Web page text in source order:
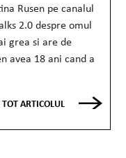
Rusen pe canalul
2.0 despre omul
grea si are de
avea 18 ani cand a
TOT ARTICOLUL